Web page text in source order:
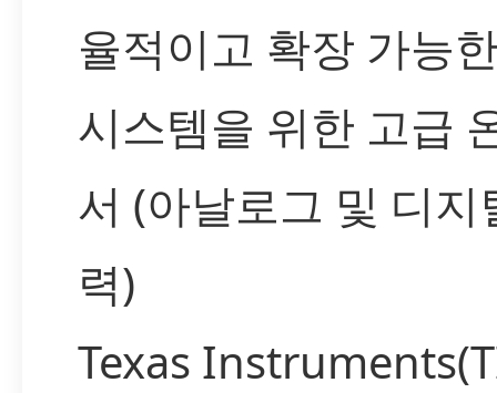
율적이고 확장 가능
시스템을 위한 고급
서 (아날로그 및 디지
력)
Texas